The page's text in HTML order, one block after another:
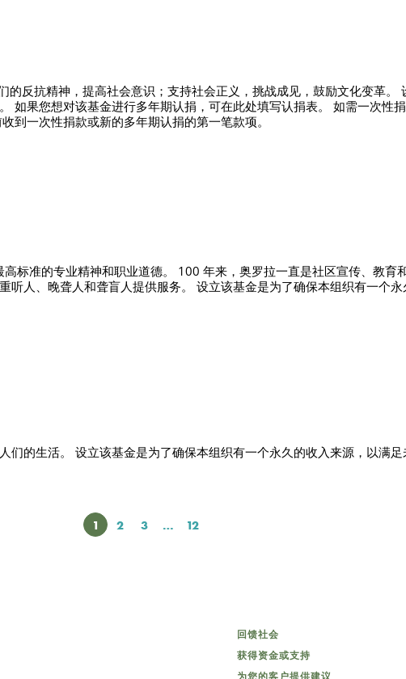
的反抗精神，提高社会意识；支持社会正义，挑战成见，鼓励文化变革。
如果您想对该基金进行多年期认捐，可在此处填写认捐表。 如需一次性
到一次性捐款或新的多年期认捐的第一笔款项。
标准的专业精神和职业道德。 100 年来，奥罗拉一直是社区宣传、教育
听人、晚聋人和聋盲人提供服务。 设立该基金是为了确保本组织有一个
的生活。 设立该基金是为了确保本组织有一个永久的收入来源，以满足
页次
1 页次
2 页次
3 … 页次
12
回馈社会
获得资金或支持